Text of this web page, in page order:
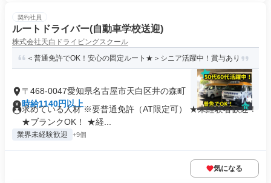
契約社員
ルートドライバー(自動車学校送迎)
株式会社天白ドライビングスクール
＜普通免許でOK！安心の固定ルート★＞シニア活躍中！賞与あり
〒468-0047愛知県名古屋市天白区井の森町
時給1140円以上
求めている人材 ※要普通免許（AT限定可） ★未経験者歓迎！
★ブランクOK！ ★経...
業界未経験歓迎 +9個
気になる